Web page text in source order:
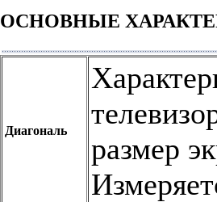
ОСНОВНЫЕ
Диагональ
размер